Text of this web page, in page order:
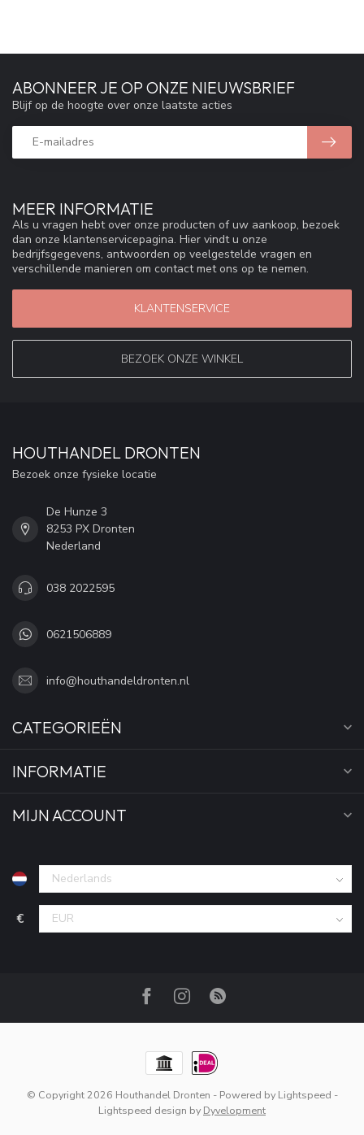
MEER INFORMATIE
Als u vragen hebt over onze producten of uw aankoop, bezoek
dan onze klantenservicepagina. Hier vindt u onze
bedrijfsgegevens, antwoorden op veelgestelde vragen en
verschillende manieren om contact met ons op te nemen.
KLANTENSERVICE
BEZOEK ONZE WINKEL
ABONNEER JE OP ONZE NIEUWSBRIEF
Blijf op de hoogte over onze laatste acties
HOUTHANDEL DRONTEN
Bezoek onze fysieke locatie
De Hunze 3
8253 PX Dronten
Nederland
038 2022595
0621506889
info@houthandeldronten.nl
CATEGORIEËN
INFORMATIE
MIJN ACCOUNT
€
© Copyright 2026 Houthandel Dronten - Powered by Lightspeed -
Lightspeed design by Dyvelopment